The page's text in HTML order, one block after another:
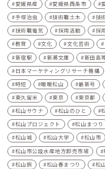
愛媛県産
愛媛県西条市
手塚治虫
技術職土木 技
技術職電気
採用活動 採
教育
文化 文化芸術
新宿駅
新潮文庫 新田高
日本マーケティングリサーチ機構
時短
暖暖松山 最新号
東久留米
東京 東京都
松山サウナ
松山のひと
松山プロジェクト
松山まつり
松山城
松山大学 松山市
松山市公設水産地方卸売市場
松山旅
松山春まつり 松